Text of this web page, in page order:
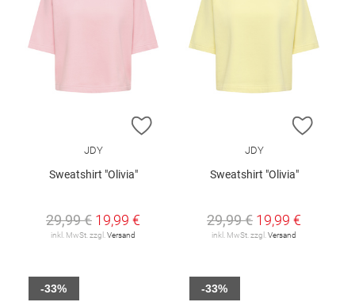
ZUR WUNSCHLISTE HINZUFÜGEN
JDY
Sweatshirt "Olivia"
29,99 € 19,99 €
inkl. MwSt. zzgl. Versand
ZUR
JDY
Sweatshirt "Olivia"
29,99 € 19,99 €
inkl. MwSt. zzgl. Versand
-33% -33%